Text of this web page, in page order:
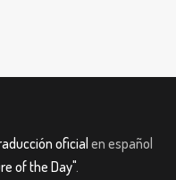
oficial en español
of the Day".